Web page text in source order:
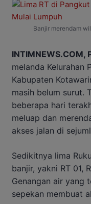
Banjir merendam
INTIMNEWS.COM,
melanda Kelurahan
Kabupaten
masih belum surut.
beberapa hari
meluap dan
akses jalan di
Sedikitnya lima
banjir, yakni RT 01,
Genangan air yang
sepekan membuat